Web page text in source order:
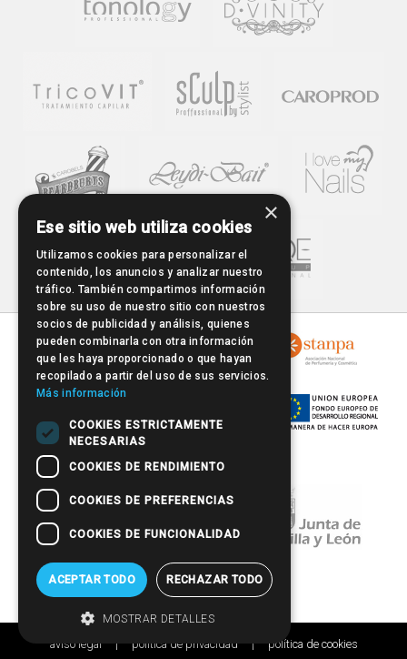
aviso legal política de privacidad política de cookies
×
Ese sitio web utiliza cookies
Utilizamos cookies para personalizar el
contenido, los anuncios y analizar nuestro
tráfico. También compartimos información
sobre su uso de nuestro sitio con nuestros
socios de publicidad y análisis, quienes
pueden combinarla con otra información
que les haya proporcionado o que hayan
recopilado a partir del uso de sus servicios.
Más información
COOKIES ESTRICTAMENTE
NECESARIAS
COOKIES DE RENDIMIENTO
COOKIES DE PREFERENCIAS
COOKIES DE FUNCIONALIDAD
ACEPTAR TODO RECHAZAR TODO
MOSTRAR DETALLES